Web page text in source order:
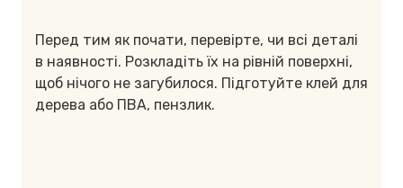
Перед тим як почати, перевірте, чи всі деталі
в наявності. Розкладіть їх на рівній поверхні,
щоб нічого не загубилося. Підготуйте клей для
дерева або ПВА, пензлик.